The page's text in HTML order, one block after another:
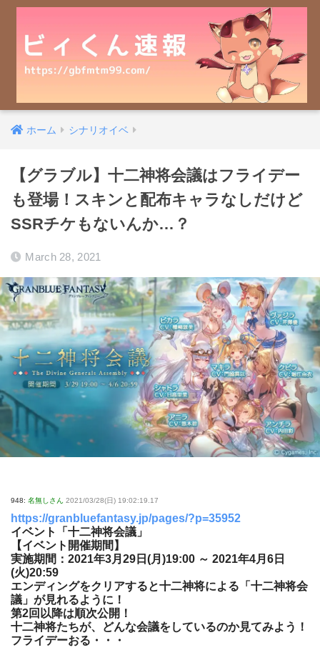
ホーム シナリオイベ
【グラブル】十二神将会議はフライデー
も登場！スキンと配布キャラなしだけど
SSRチケもないんか…？
March 28, 2021
948: 名無しさん 2021/03/28(日) 19:02:19.17
https://granbluefantasy.jp/pages/?p=35952
イベント「十二神将会議」
【イベント開催期間】
実施期間：2021年3月29日(月)19:00 ～ 2021年4月6日
(火)20:59
エンディングをクリアすると十二神将による「十二神将会
議」が見れるように！
第2回以降は順次公開！
十二神将たちが、どんな会議をしているのか見てみよう！
フライデーおる・・・